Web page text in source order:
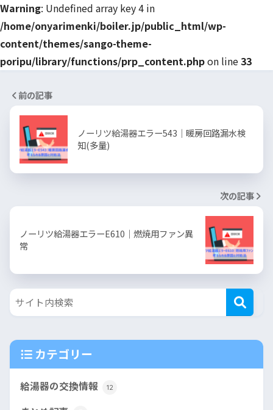
Warning: Undefined array key 4 in
/home/onyarimenki/boiler.jp/public_html/wp-
content/themes/sango-theme-
poripu/library/functions/prp_content.phpon line33
前の記事
ノーリツ給湯器エラー543｜暖房回路漏水検
知(多量)
次の記事
ノーリツ給湯器エラーE610｜燃焼用ファン異
常
カテゴリー
給湯器の交換情報 12